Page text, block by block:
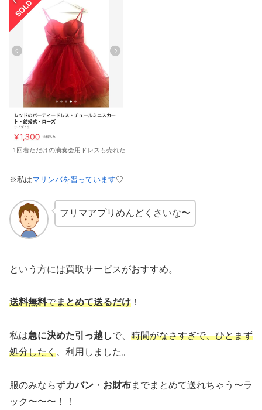
1回着ただけの演奏会用ドレスも売れた
※私はマリンバを習っています♡
フリマアプリめんどくさいな〜
という方には買取サービスがおすすめ。
送料無料でまとめて送るだけ ！
私は急に決めた引っ越しで、 時間がなさすぎで、ひとまず
処分したく 、利用しました。
服のみならずカバン ・ お財布までまとめて送れちゃう〜ラ
ック〜〜〜！！